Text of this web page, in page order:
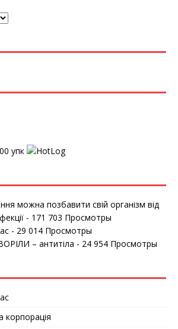
упк
можна позбавити свій організм від
- 171 703 Просмотры
- 29 014 Просмотры
– антитіла - 24 954 Просмотры
корпорація